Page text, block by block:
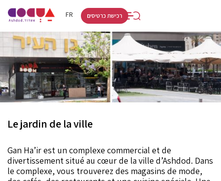
FR
HE
רכישת כרטיסים
Le jardin de la ville
Gan Ha’ir est un complexe commercial et de
divertissement situé au cœur de la ville d’Ashdod. Dans
le complexe, vous trouverez des magasins de mode,